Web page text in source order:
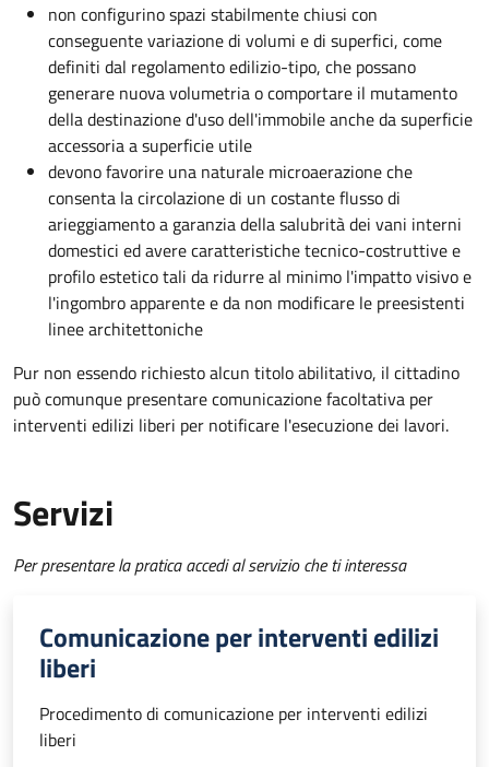
non configurino spazi stabilmente chiusi con
conseguente variazione di volumi e di superfici, come
definiti dal regolamento edilizio-tipo, che possano
generare nuova volumetria o comportare il mutamento
della destinazione d'uso dell'immobile anche da superficie
accessoria a superficie utile
devono favorire una naturale microaerazione che
consenta la circolazione di un costante flusso di
arieggiamento a garanzia della salubrità dei vani interni
domestici ed avere caratteristiche tecnico-costruttive e
profilo estetico tali da ridurre al minimo l'impatto visivo e
l'ingombro apparente e da non modificare le preesistenti
linee architettoniche
Pur non essendo richiesto alcun titolo abilitativo, il cittadino
può comunque presentare comunicazione facoltativa per
interventi edilizi liberi per notificare l'esecuzione dei lavori.
Servizi
Per presentare la pratica accedi al servizio che ti interessa
Comunicazione per interventi edilizi
liberi
Procedimento di comunicazione per interventi edilizi
liberi